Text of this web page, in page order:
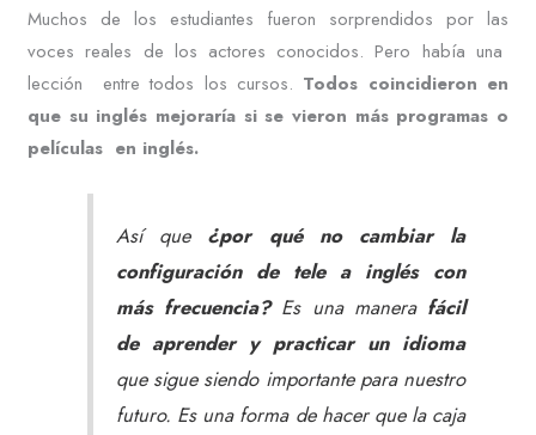
Muchos de los estudiantes fueron sorprendidos por las
voces reales de los actores conocidos. Pero había una
lección entre todos los cursos. Todos coincidieron en
que su inglés mejoraría si se vieron más programas o
películas en inglés.
Así que ¿por qué no cambiar la
configuración de tele a inglés con
más frecuencia?Es una manera fácil
de aprender y practicar un idioma
que sigue siendo importante para nuestro
futuro. Es una forma de hacer que la caja